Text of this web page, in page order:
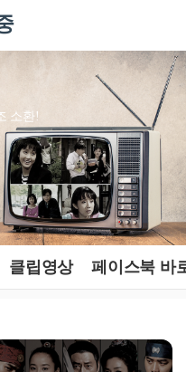
소환!
클립영상 페이스북 바